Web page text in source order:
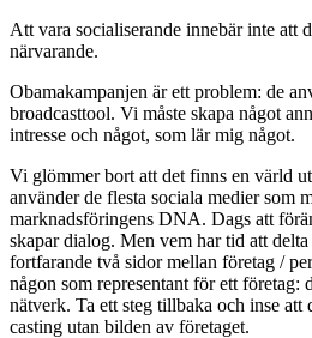
Att vara socialiserande innebär inte att
närvarande.
Obamakampanjen är ett problem: de
broadcasttool. Vi måste skapa något
intresse och något, som lär mig något.
Vi glömmer bort att det finns en värld
använder de flesta sociala medier som
marknadsföringens DNA. Dags att
skapar dialog. Men vem har tid att
fortfarande två sidor mellan företag /
någon som representant för ett företag:
nätverk. Ta ett steg tillbaka och inse att
casting utan bilden av företaget.